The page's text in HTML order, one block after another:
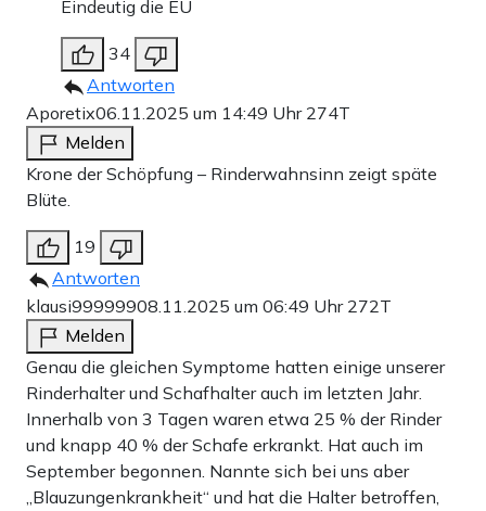
Eindeutig die EU
34
Antworten
Aporetix06.11.2025 um 14:49 Uhr 274T
Melden
Krone der Schöpfung – Rinderwahnsinn zeigt späte
Blüte.
19
Antworten
klausi99999908.11.2025 um 06:49 Uhr 272T
Melden
Genau die gleichen Symptome hatten einige unserer
Rinderhalter und Schafhalter auch im letzten Jahr.
Innerhalb von 3 Tagen waren etwa 25 % der Rinder
und knapp 40 % der Schafe erkrankt. Hat auch im
September begonnen. Nannte sich bei uns aber
„Blauzungenkrankheit“ und hat die Halter betroffen,